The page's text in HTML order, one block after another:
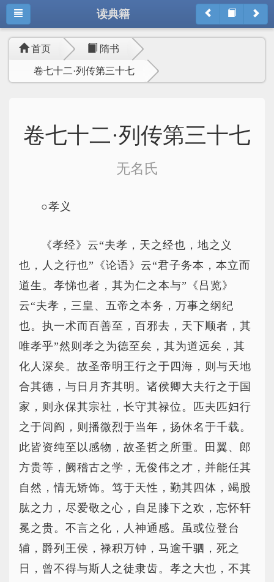
读典籍
首页 隋书
卷七十二·列传第三十七
卷七十二·列传第三十七
无名氏
○孝义
《孝经》云“夫孝，天之经也，地之义
也，人之行也”《论语》云“君子务本，本立而
道生。孝悌也者，其为仁之本与”《吕览》
云“夫孝，三皇、五帝之本务，万事之纲纪
也。执一术而百善至，百邪去，天下顺者，其
唯孝乎”然则孝之为德至矣，其为道远矣，其
化人深矣。故圣帝明王行之于四海，则与天地
合其德，与日月齐其明。诸侯卿大夫行之于国
家，则永保其宗社，长守其禄位。匹夫匹妇行
之于闾阎，则播微烈于当年，扬休名于千载。
此皆资纯至以感物，故圣哲之所重。田翼、郎
方贵等，阙稽古之学，无俊伟之才，并能任其
自然，情无矫饰。笃于天性，勤其四体，竭股
肱之力，尽爱敬之心，自足膝下之欢，忘怀轩
冕之贵。不言之化，人神通感。虽或位登台
辅，爵列王侯，禄积万钟，马逾千驷，死之
日，曾不得与斯人之徒隶齿。孝之大也，不其